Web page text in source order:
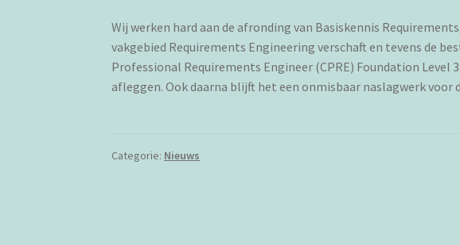
Wij werken hard aan de afronding van Basiskennis
vakgebied Requirements Engineering verschaft en tevens de
Professional Requirements Engineer (CPRE) Foundation Level
afleggen. Ook daarna blijft het een onmisbaar naslagwerk voor
Categorie: Nieuws